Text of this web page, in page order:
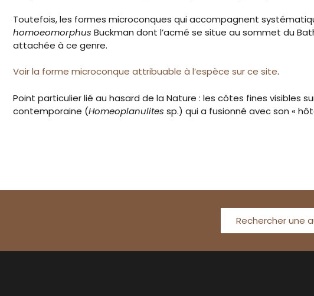
Toutefois, les formes microconques qui accompagnent
homoeomorphus Buckman dont l’acmé se situe au sommet du
attachée à ce genre.
Voir la forme microconque attribuable à l’espèce sur ce site.
Point particulier lié au hasard de la Nature : les côtes fines visibles
contemporaine (Homeoplanulites sp.) qui a fusionné avec son «
Rechercher une